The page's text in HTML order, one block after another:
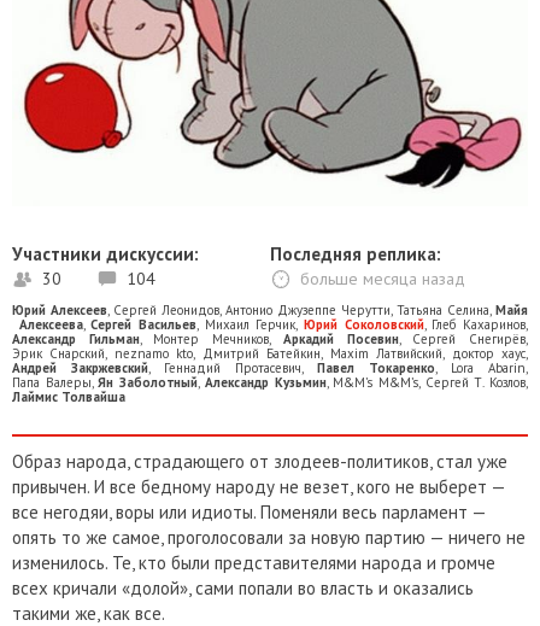
Участники дискуссии:
30 104
Последняя реплика:
больше месяца назад
Юрий Алексеев Сергей Леонидов Антонио Джузеппе Черутти Татьяна Селина Майя
Алексеева,Сергей Васильев Михаил Герчик ,Юрий Соколовский, Глеб Кахаринов
Александр Гильман, Монтер Мечников Аркадий Посевин, Сергей Снегирёв
Эрик Снарский
neznamo kto Дмитрий Батейкин Maxim Латвийский доктор хаус
Андрей Закржевский
Геннадий Прoтaсевич Павел Токаренко Lora Abarin
Папа Валеры ,Ян Заболотный Александр Кузьмин, M&M’s M&M’s, Сергей Т. Козлов
Лаймис Толвайша
Образ народа, страдающего от злодеев-политиков, стал уже
привычен. И все бедному народу не везет, кого не выберет —
все негодяи, воры или идиоты. Поменяли весь парламент —
опять то же самое, проголосовали за новую партию — ничего не
изменилось. Те, кто были представителями народа и громче
всех кричали «долой», сами попали во власть и оказались
такими же, как все.